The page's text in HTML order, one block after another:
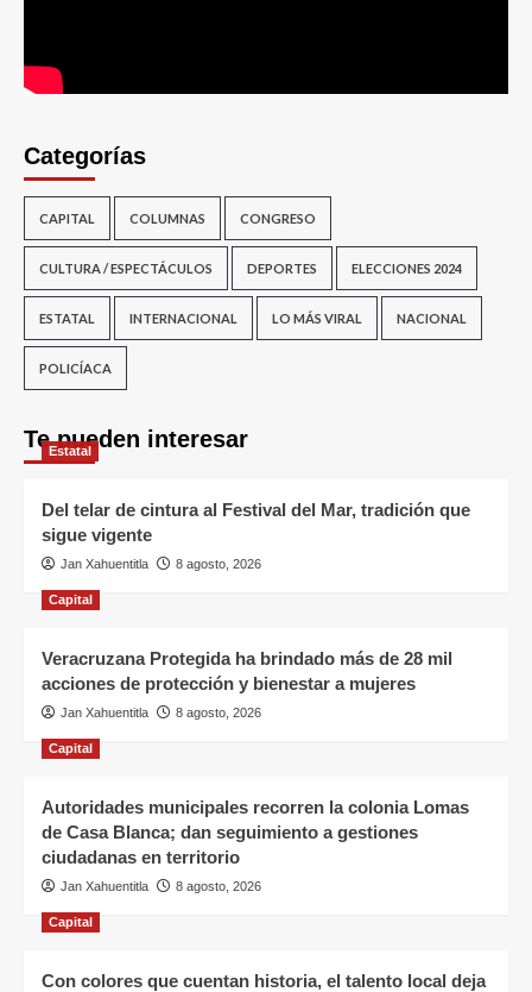
Categorías
CAPITAL COLUMNAS CONGRESO
CULTURA / ESPECTÁCULOS DEPORTES ELECCIONES 2024
ESTATAL INTERNACIONAL LO MÁS VIRAL NACIONAL
POLICÍACA
Te pueden interesar
Estatal
Del telar de cintura al Festival del Mar, tradición que
sigue vigente
Jan Xahuentitla 8 agosto, 2026
Capital
Veracruzana Protegida ha brindado más de 28 mil
acciones de protección y bienestar a mujeres
Jan Xahuentitla 8 agosto, 2026
Capital
Autoridades municipales recorren la colonia Lomas
de Casa Blanca; dan seguimiento a gestiones
ciudadanas en territorio
Jan Xahuentitla 8 agosto, 2026
Capital
Con colores que cuentan historia, el talento local deja